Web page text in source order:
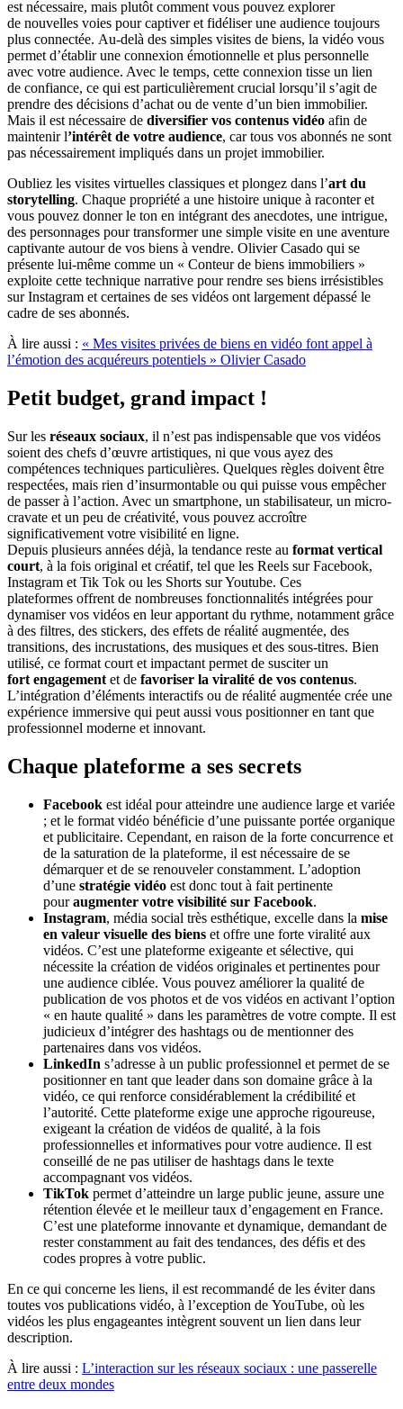
est nécessaire, mais plutôt comment vous pouvez explorer
de nouvelles voies pour captiver et fidéliser une audience toujours
plus connectée. Au-delà des simples visites de biens, la vidéo vous
permet d’établir une connexion émotionnelle et plus personnelle
avec votre audience. Avec le temps, cette connexion tisse un lien
de confiance, ce qui est particulièrement crucial lorsqu’il s’agit de
prendre des décisions d’achat ou de vente d’un bien immobilier.
Mais il est nécessaire de diversifier vos contenus vidéo afin de
maintenir l’intérêt de votre audience, car tous vos abonnés ne sont
pas nécessairement impliqués dans un projet immobilier.
Oubliez les visites virtuelles classiques et plongez dans l’art du
storytelling. Chaque propriété a une histoire unique à raconter et
vous pouvez donner le ton en intégrant des anecdotes, une intrigue,
des personnages pour transformer une simple visite en une aventure
captivante autour de vos biens à vendre. Olivier Casado qui se
présente lui-même comme un « Conteur de biens immobiliers »
exploite cette technique narrative pour rendre ses biens irrésistibles
sur Instagram et certaines de ses vidéos ont largement dépassé le
cadre de ses abonnés.
À lire aussi : « Mes visites privées de biens en vidéo font appel à
l’émotion des acquéreurs potentiels » Olivier Casado
Petit budget, grand impact !
Sur les réseaux sociaux, il n’est pas indispensable que vos vidéos
soient des chefs d’œuvre artistiques, ni que vous ayez des
compétences techniques particulières. Quelques règles doivent être
respectées, mais rien d’insurmontable ou qui puisse vous empêcher
de passer à l’action. Avec un smartphone, un stabilisateur, un micro-
cravate et un peu de créativité, vous pouvez accroître
significativement votre visibilité en ligne.
Depuis plusieurs années déjà, la tendance reste au format vertical
court, à la fois original et créatif, tel que les Reels sur Facebook,
Instagram et Tik Tok ou les Shorts sur Youtube. Ces
plateformes offrent de nombreuses fonctionnalités intégrées pour
dynamiser vos vidéos en leur apportant du rythme, notamment grâce
à des filtres, des stickers, des effets de réalité augmentée, des
transitions, des incrustations, des musiques et des sous-titres. Bien
utilisé, ce format court et impactant permet de susciter un
fort engagement et de favoriser la viralité de vos contenus.
L’intégration d’éléments interactifs ou de réalité augmentée crée une
expérience immersive qui peut aussi vous positionner en tant que
professionnel moderne et innovant.
Chaque plateforme a ses secrets
Facebook est idéal pour atteindre une audience large et variée
; et le format vidéo bénéficie d’une puissante portée organique
et publicitaire. Cependant, en raison de la forte concurrence et
de la saturation de la plateforme, il est nécessaire de se
démarquer et de se renouveler constamment. L’adoption
d’une stratégie vidéo est donc tout à fait pertinente
pouraugmenter votre visibilité sur Facebook.
Instagram, média social très esthétique, excelle dans la mise
en valeur visuelle des biens et offre une forte viralité aux
vidéos. C’est une plateforme exigeante et sélective, qui
nécessite la création de vidéos originales et pertinentes pour
une audience ciblée. Vous pouvez améliorer la qualité de
publication de vos photos et de vos vidéos en activant l’option
« en haute qualité » dans les paramètres de votre compte. Il est
judicieux d’intégrer des hashtags ou de mentionner des
partenaires dans vos vidéos.
LinkedIn s’adresse à un public professionnel et permet de se
positionner en tant que leader dans son domaine grâce à la
vidéo, ce qui renforce considérablement la crédibilité et
l’autorité. Cette plateforme exige une approche rigoureuse,
exigeant la création de vidéos de qualité, à la fois
professionnelles et informatives pour votre audience. Il est
conseillé de ne pas utiliser de hashtags dans le texte
accompagnant vos vidéos.
TikTok permet d’atteindre un large public jeune, assure une
rétention élevée et le meilleur taux d’engagement en France.
C’est une plateforme innovante et dynamique, demandant de
rester constamment au fait des tendances, des défis et des
codes propres à votre public.
En ce qui concerne les liens, il est recommandé de les éviter dans
toutes vos publications vidéo, à l’exception de YouTube, où les
vidéos les plus engageantes intègrent souvent un lien dans leur
description.
À lire aussi : L’interaction sur les réseaux sociaux : une passerelle
entre deux mondes